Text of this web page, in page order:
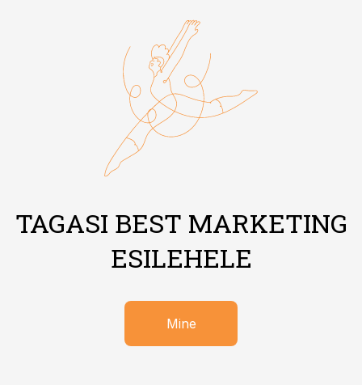
TAGASI BEST MARKETING
ESILEHELE
Mine